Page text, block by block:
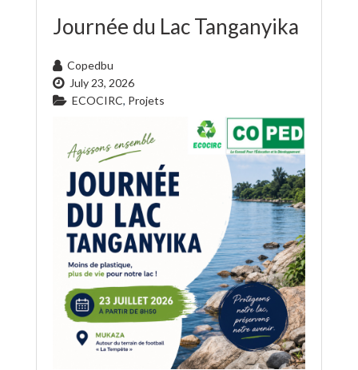
Journée du Lac Tanganyika
Copedbu
July 23, 2026
ECOCIRC, Projets